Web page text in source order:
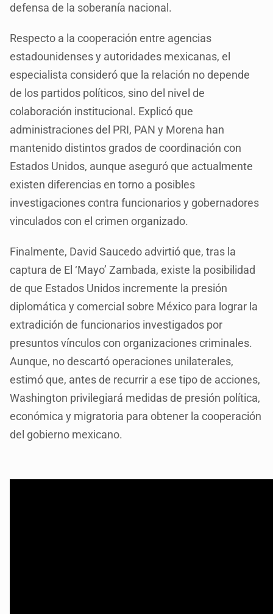
defensa de la soberanía nacional.
Respecto a la cooperación entre agencias
estadounidenses y autoridades mexicanas, el
especialista consideró que la relación no depende
de los partidos políticos, sino del nivel de
colaboración institucional. Explicó que
administraciones del PRI, PAN y Morena han
mantenido distintos grados de coordinación con
Estados Unidos, aunque aseguró que actualmente
existen diferencias en torno a posibles
investigaciones contra funcionarios y gobernadores
vinculados con el crimen organizado.
Finalmente, David Saucedo advirtió que, tras la
captura de El ‘Mayo’ Zambada, existe la posibilidad
de que Estados Unidos incremente la presión
diplomática y comercial sobre México para lograr la
extradición de funcionarios investigados por
presuntos vínculos con organizaciones criminales.
Aunque, no descartó operaciones unilaterales,
estimó que, antes de recurrir a ese tipo de acciones,
Washington privilegiará medidas de presión política,
económica y migratoria para obtener la cooperación
del gobierno mexicano.